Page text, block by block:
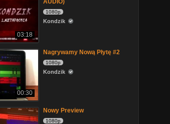
03:18
AUDIO)
1080p
Kondzik
00:30
Nagrywamy Nową Płytę #2
1080p
Kondzik
Nowy Preview
1080p